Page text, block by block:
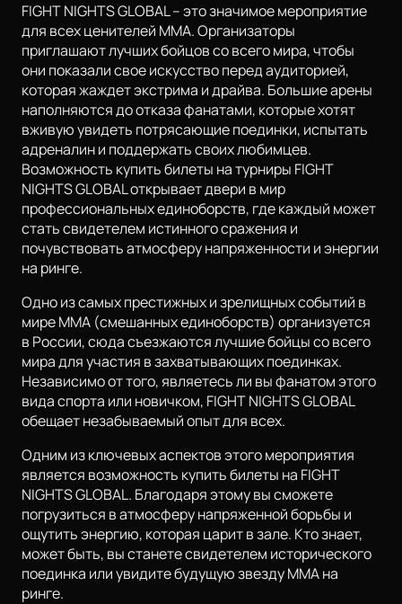
FIGHT NIGHTS GLOBAL – это значимое мероприятие
для всех ценителей MMA. Организаторы
приглашают лучших бойцов со всего мира, чтобы
они показали свое искусство перед аудиторией,
которая жаждет экстрима и драйва. Большие арены
наполняются до отказа фанатами, которые хотят
вживую увидеть потрясающие поединки, испытать
адреналин и поддержать своих любимцев.
Возможность купить билеты на турниры FIGHT
NIGHTS GLOBAL открывает двери в мир
профессиональных единоборств, где каждый может
стать свидетелем истинного сражения и
почувствовать атмосферу напряженности и энергии
на ринге.
Одно из самых престижных и зрелищных событий в
мире MMA (смешанных единоборств) организуется
в России, сюда съезжаются лучшие бойцы со всего
мира для участия в захватывающих поединках.
Независимо от того, являетесь ли вы фанатом этого
вида спорта или новичком, FIGHT NIGHTS GLOBAL
обещает незабываемый опыт для всех.
Одним из ключевых аспектов этого мероприятия
является возможность купить билеты на FIGHT
NIGHTS GLOBAL. Благодаря этому вы сможете
погрузиться в атмосферу напряженной борьбы и
ощутить энергию, которая царит в зале. Кто знает,
может быть, вы станете свидетелем исторического
поединка или увидите будущую звезду ММА на
ринге.